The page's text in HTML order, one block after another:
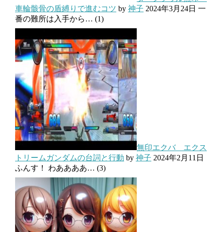
車輪骸骨の盾縛りで進むコツ by 神子 2024年3月24日 一
番の難所は入手から… (1)
無印エクバ エクス
トリームガンダムの台詞と行動 by 神子 2024年2月11日
ふんす！ わああああ… (3)